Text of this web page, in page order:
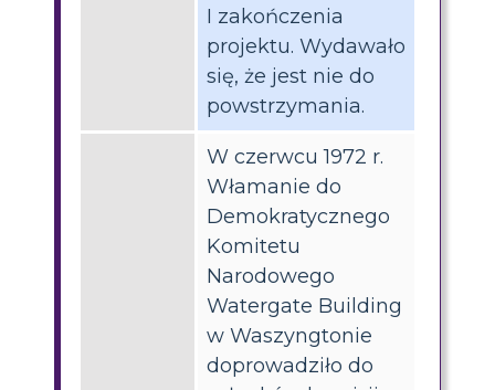
I zakończenia
projektu. Wydawało
się, że jest nie do
powstrzymania.
W czerwcu 1972 r.
Włamanie do
Demokratycznego
Komitetu
Narodowego
Watergate Building
w Waszyngtonie
doprowadziło do